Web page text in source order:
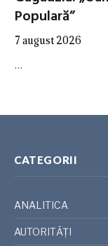
Populară”
7 august 2026
…
CATEGORII
ANALITICA
AUTORITĂȚI